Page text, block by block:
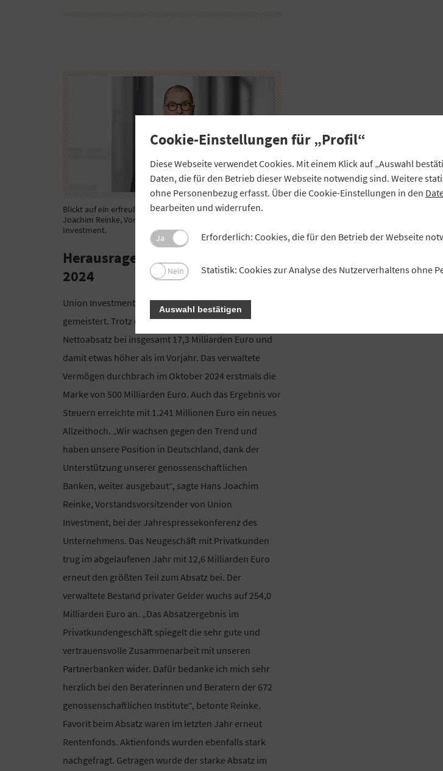
Blickt auf ein erfreuliches Geschäftsjahr zurück: Hans
Joachim Reinke, Vorstandsvorsitzender von Union
Investment.
Herausragendes Geschäftsjahr
2024
Union Investment hat das Geschäftsjahr 2024 gut
gemeistert. Trotz eines Jahres voller Krisen lag der
Nettoabsatz bei insgesamt 17,3 Milliarden Euro und
damit etwas höher als im Vorjahr. Das verwaltete
Vermögen durchbrach im Oktober 2024 erstmals die
Marke von 500 Milliarden Euro. Auch das Ergebnis vor
Steuern erreichte mit 1.241 Millionen Euro ein neues
Allzeithoch. „Wir wachsen gegen den Trend und
haben unsere Position in Deutschland, dank der
Unterstützung unserer genossenschaftlichen
Banken, weiter ausgebaut“, sagte Hans Joachim
Reinke, Vorstandsvorsitzender von Union
Investment, bei der Jahrespressekonferenz des
Unternehmens. Das Neugeschäft mit Privatkunden
trug im abgelaufenen Jahr mit 12,6 Milliarden Euro
erneut den größten Teil zum Absatz bei. Der
verwaltete Bestand privater Gelder wuchs auf 254,0
Milliarden Euro an. „Das Absatzergebnis im
Privatkundengeschäft spiegelt die sehr gute und
vertrauensvolle Zusammenarbeit mit unseren
Partnerbanken wider. Dafür bedanke ich mich sehr
herzlich bei den Beraterinnen und Beratern der 672
genossenschaftlichen Institute“, betonte Reinke.
Favorit beim Absatz waren im letzten Jahr erneut
Rentenfonds. Aktienfonds wurden ebenfalls stark
nachgefragt. Getragen wurde der starke Absatz im
Cookie-Einstellungen für „Profil“
Diese Webseite verwendet Cookies. Mit einem Klick auf „Auswahl
Daten, die für den Betrieb dieser Webseite notwendig sind. Weitere
ohne Personenbezug erfasst. Über die Cookie-Einstellungen in den
bearbeiten und widerrufen.
Ja Erforderlich: Cookies, die für den Betrieb der Webseite
Nein Statistik: Cookies zur Analyse des Nutzerverhaltens ohne
Auswahl bestätigen